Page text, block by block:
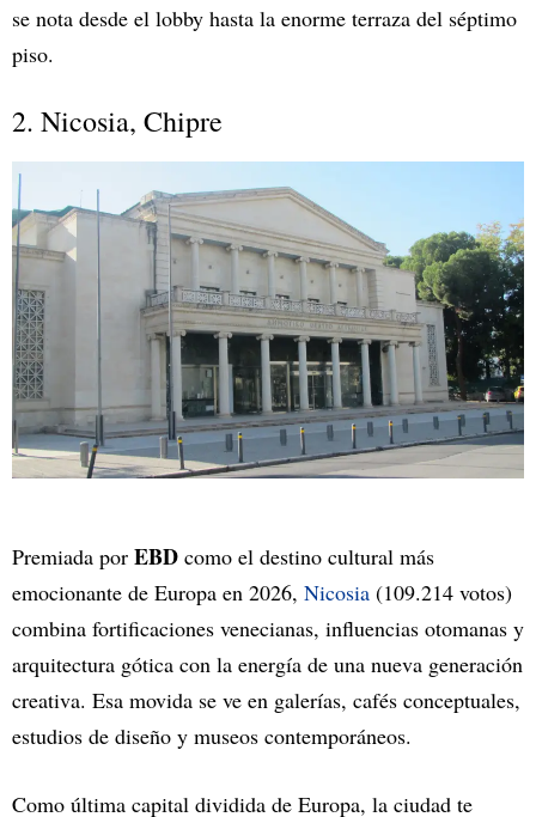
se nota desde el lobby hasta la enorme terraza del séptimo
piso.
2. Nicosia, Chipre
Premiada por EBD como el destino cultural más
emocionante de Europa en 2026, Nicosia (109.214 votos)
combina fortificaciones venecianas, influencias otomanas y
arquitectura gótica con la energía de una nueva generación
creativa. Esa movida se ve en galerías, cafés conceptuales,
estudios de diseño y museos contemporáneos.
Como última capital dividida de Europa, la ciudad te